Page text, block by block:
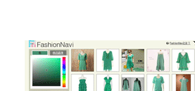
進化するPCとデバイスの未来
好きが集まる 比べて選べる